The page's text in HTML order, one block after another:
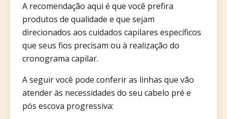
A recomendação aqui é que você prefira
produtos de qualidade e que sejam
direcionados aos cuidados capilares específicos
que seus fios precisam ou à realização do
cronograma capilar.
A seguir você pode conferir as linhas que vão
atender às necessidades do seu cabelo pré e
pós escova progressiva: